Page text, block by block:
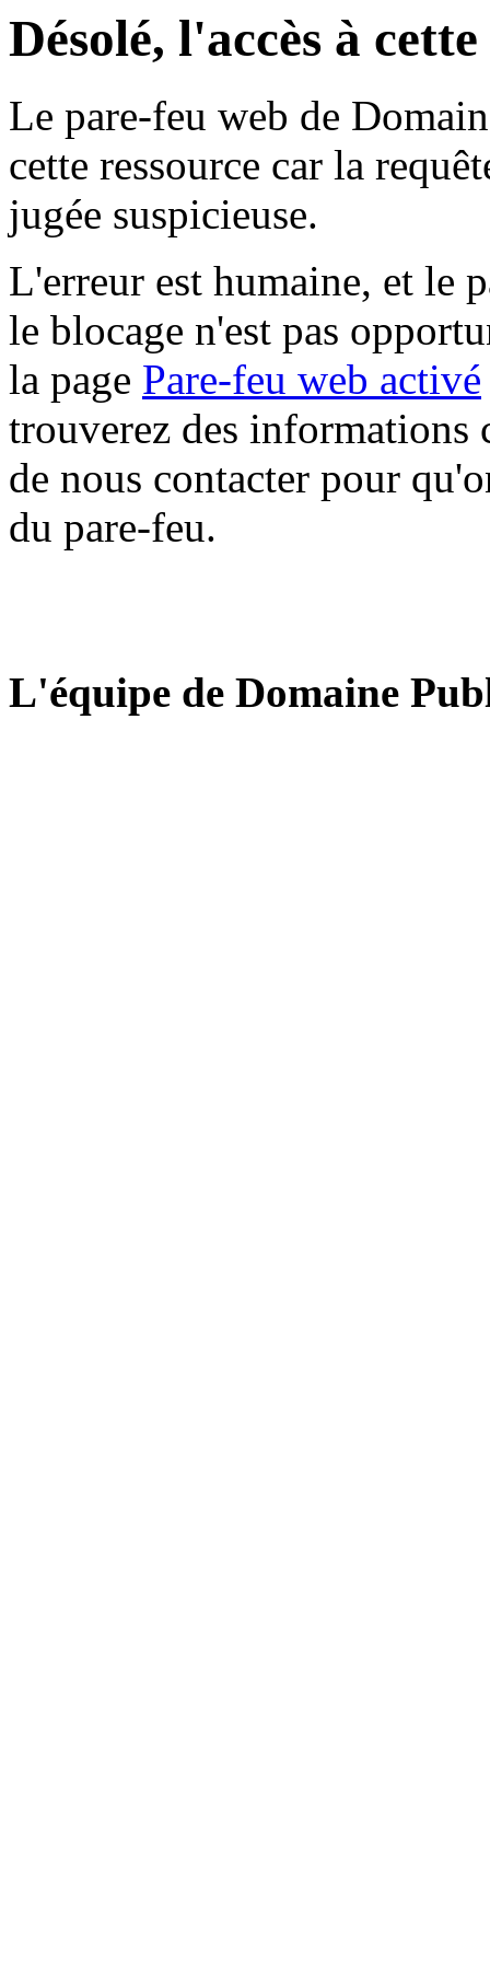
Désolé, l'accès à
Le pare-feu web de
cette ressource car la
jugée suspicieuse.
L'erreur est humaine, et le
le blocage n'est pas
la page Pare-feu web activé
trouverez des informations
de nous contacter pour
du pare-feu.
L'équipe de Domaine